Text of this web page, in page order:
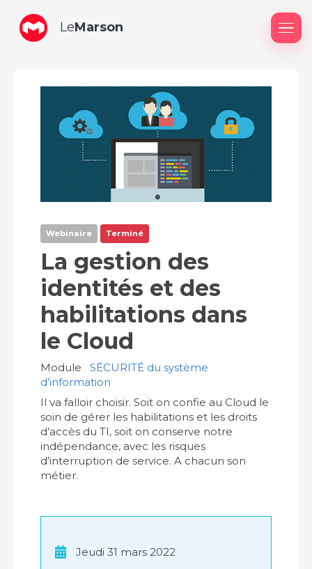
LeMarson
Webinaire Terminé
La gestion des
identités et des
habilitations dans
le Cloud
Module
SÉCURITÉ du système
d’information
Il va falloir choisir. Soit on confie au Cloud le
soin de gérer les habilitations et les droits
d’accès du TI, soit on conserve notre
indépendance, avec les risques
d’interruption de service. A chacun son
métier.
Jeudi 31 mars 2022